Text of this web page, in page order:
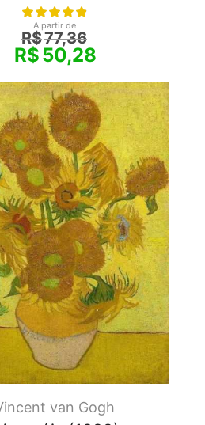
A partir de
R$77,36
R$50,28
van Gogh